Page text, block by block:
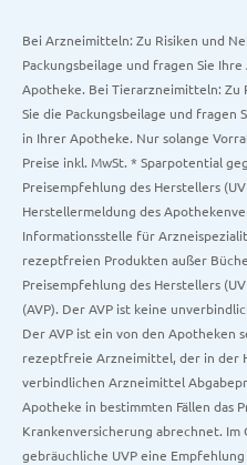
Bei Arzneimitteln: Zu Risiken und
Packungsbeilage und fragen Sie
Apotheke. Bei Tierarzneimitteln: Zu
Sie die Packungsbeilage und
in Ihrer Apotheke. Nur solange
Preise inkl. MwSt. * Sparpotential
Preisempfehlung des Herstellers
Herstellermeldung des
Informationsstelle für
rezeptfreien Produkten außer
Preisempfehlung des Herstellers
(AVP). Der AVP ist keine
Der AVP ist ein von den Apotheken
rezeptfreie Arzneimittel, der in der
verbindlichen Arzneimittel
Apotheke in bestimmten Fällen das
Krankenversicherung abrechnet. Im
gebräuchliche UVP eine